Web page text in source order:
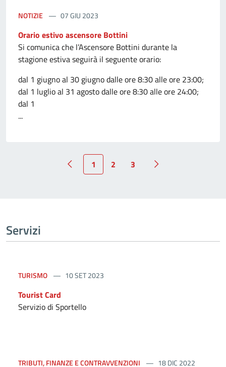
NOTIZIE 07 GIU 2023
Orario estivo ascensore Bottini
Si comunica che l’Ascensore Bottini durante la
stagione estiva seguirà il seguente orario:
dal 1 giugno al 30 giugno dalle ore 8:30 alle ore 23:00;
dal 1 luglio al 31 agosto dalle ore 8:30 alle ore 24:00;
dal 1
...
1 2 3
Servizi
TURISMO 10 SET 2023
Tourist Card
Servizio di Sportello
TRIBUTI, FINANZE E CONTRAVVENZIONI 18 DIC 2022